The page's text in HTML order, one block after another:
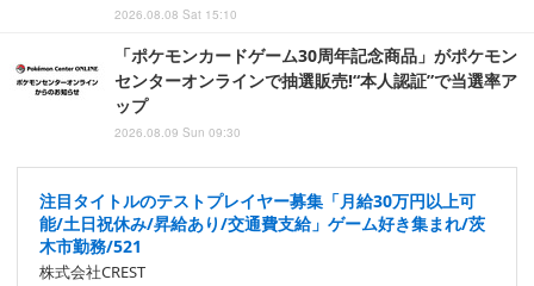
2026.08.08 Sat 15:10
「ポケモンカードゲーム30周年記念商品」がポケモン
センターオンラインで抽選販売!“本人認証”で当選率ア
ップ
2026.08.09 Sun 09:30
注目タイトルのテストプレイヤー募集「月給30万円以上可
能/土日祝休み/昇給あり/交通費支給」ゲーム好き集まれ/茨
木市勤務/521
株式会社CREST